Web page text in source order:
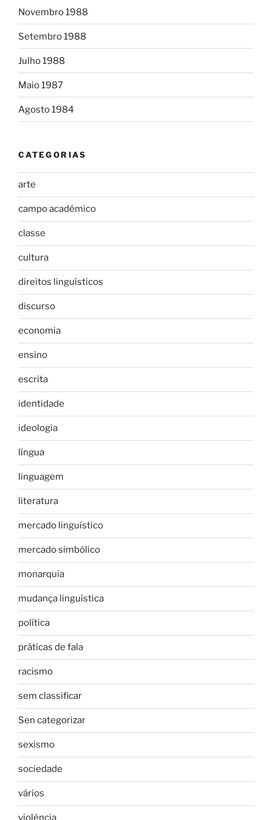
Novembro 1988
Setembro 1988
Julho 1988
Maio 1987
Agosto 1984
CATEGORIAS
arte
campo académico
classe
cultura
direitos linguísticos
discurso
economia
ensino
escrita
identidade
ideologia
língua
linguagem
literatura
mercado linguístico
mercado simbólico
monarquia
mudança linguística
política
práticas de fala
racismo
sem classificar
Sen categorizar
sexismo
sociedade
vários
violência